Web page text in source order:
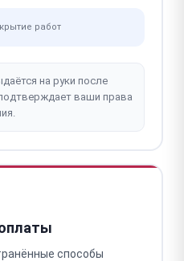
работ
на руки после
ваши права
способы